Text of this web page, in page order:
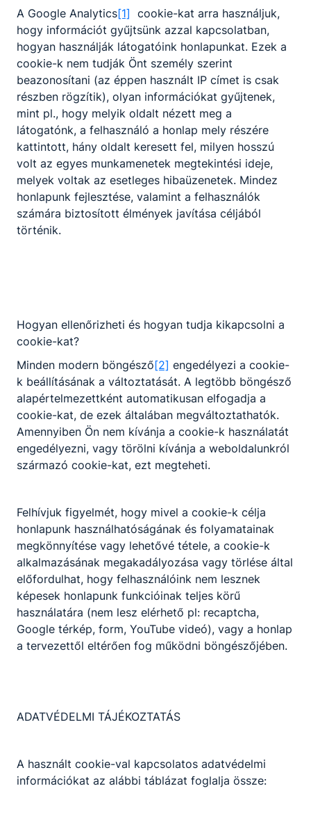
Krimit tud?
2023. január 9.
Karácsonyi ünnepség a
kollégiumban 2022
Hatartalanul harmadszor
2022. június 30.
Pályaválasztási Börze
Partnereink
A Google Analytics[1] cookie-kat arra használjuk,
hogy információt gyűjtsünk azzal kapcsolatban,
hogyan használják látogatóink honlapunkat. Ezek a
cookie-k nem tudják Önt személy szerint
beazonosítani (az éppen használt IP címet is csak
részben rögzítik), olyan információkat gyűjtenek,
mint pl., hogy melyik oldalt nézett meg a
látogatónk, a felhasználó a honlap mely részére
kattintott, hány oldalt keresett fel, milyen hosszú
volt az egyes munkamenetek megtekintési ideje,
melyek voltak az esetleges hibaüzenetek. Mindez
honlapunk fejlesztése, valamint a felhasználók
számára biztosított élmények javítása céljából
történik.
Hogyan ellenőrizheti és hogyan tudja kikapcsolni a
cookie-kat?
Minden modern böngésző[2] engedélyezi a cookie-
k beállításának a változtatását. A legtöbb böngésző
alapértelmezettként automatikusan elfogadja a
cookie-kat, de ezek általában megváltoztathatók.
Amennyiben Ön nem kívánja a cookie-k használatát
engedélyezni, vagy törölni kívánja a weboldalunkról
származó cookie-kat, ezt megteheti.
Felhívjuk figyelmét, hogy mivel a cookie-k célja
honlapunk használhatóságának és folyamatainak
megkönnyítése vagy lehetővé tétele, a cookie-k
alkalmazásának megakadályozása vagy törlése által
előfordulhat, hogy felhasználóink nem lesznek
képesek honlapunk funkcióinak teljes körű
használatára (nem lesz elérhető pl: recaptcha,
Google térkép, form, YouTube videó), vagy a honlap
a tervezettől eltérően fog működni böngészőjében.
ADATVÉDELMI TÁJÉKOZTATÁS
A használt cookie-val kapcsolatos adatvédelmi
információkat az alábbi táblázat foglalja össze: